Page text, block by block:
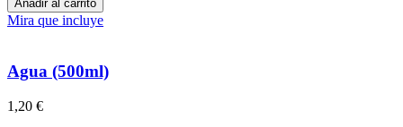
cantidad
naranja
1L
Añadir al carrito
Mira que incluye
Agua (500ml)
1,20 €